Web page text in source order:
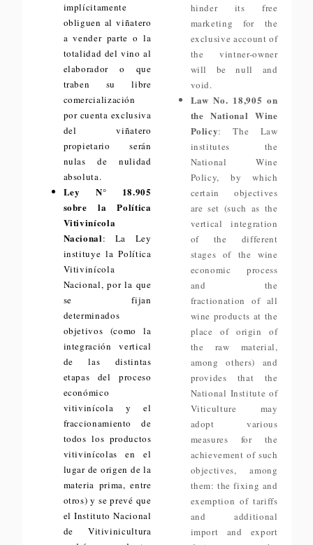
implícitamente
obliguen al viñatero
a vender parte o la
totalidad del vino al
elaborador o que
traben su libre
comercialización
por cuenta exclusiva
del viñatero
propietario serán
nulas de nulidad
absoluta.
Ley N° 18.905
sobre la Política
Vitivinícola
Nacional: La Ley
instituye la Política
Vitivinícola
Nacional, por la que
se fijan
determinados
objetivos (como la
integración vertical
de las distintas
etapas del proceso
económico
vitivinícola y el
fraccionamiento de
todos los productos
vitivinícolas en el
lugar de origen de la
materia prima, entre
otros) y se prevé que
el Instituto Nacional
de Vitivinicultura
hinder its free
marketing for the
exclusive account of
the vintner-owner
will be null and
void.
Law No. 18,905 on
the National Wine
Policy: The Law
institutes the
National Wine
Policy, by which
certain objectives
are set (such as the
vertical integration
of the different
stages of the wine
economic process
and the
fractionation of all
wine products at the
place of origin of
the raw material,
among others) and
provides that the
National Institute of
Viticulture may
adopt various
measures for the
achievement of such
objectives, among
them: the fixing and
exemption of tariffs
and additional
import and export